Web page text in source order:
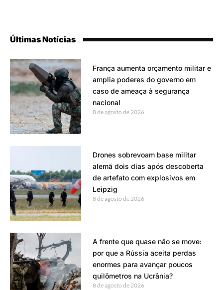
Últimas Notícias
França aumenta orçamento militar e
amplia poderes do governo em
caso de ameaça à segurança
nacional
8 de agosto de 2026
Drones sobrevoam base militar
alemã dois dias após descoberta
de artefato com explosivos em
Leipzig
8 de agosto de 2026
A frente que quase não se move:
por que a Rússia aceita perdas
enormes para avançar poucos
quilômetros na Ucrânia?
8 de agosto de 2026